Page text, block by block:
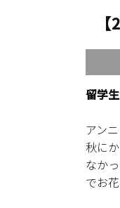
留学
アン
秋に
なか
でお